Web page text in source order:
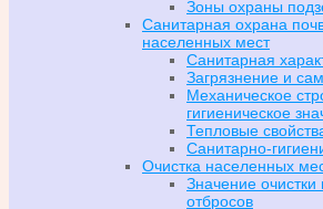
Зоны охраны
Санитарная охрана
населенных мест
Санитарная
Загрязнение и
Механическое
гигиеническое
Тепловые
Санитарно-
Очистка населенных
Значение
отбросов